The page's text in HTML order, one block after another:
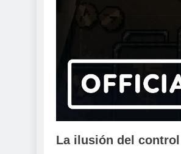
La ilusión del control